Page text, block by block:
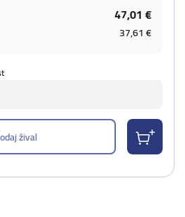
47,01 €
37,61 €
žival